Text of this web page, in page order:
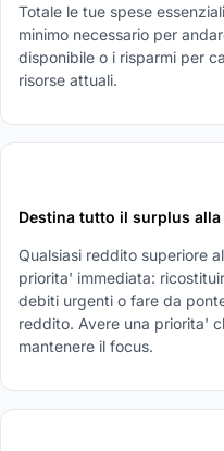
Totale le tue spese
minimo necessario per
disponibile o i risparmi per
risorse attuali.
Destina tutto il surplus
Qualsiasi reddito superiore
priorita' immediata:
debiti urgenti o fare da
reddito. Avere una priorita'
mantenere il focus.